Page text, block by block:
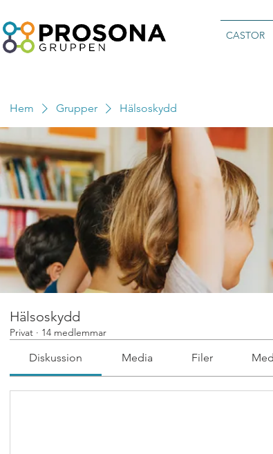
CASTOR
Hem Grupper Hälsoskydd
Hälsoskydd
Privat · 14 medlemmar
Diskussion Media Filer